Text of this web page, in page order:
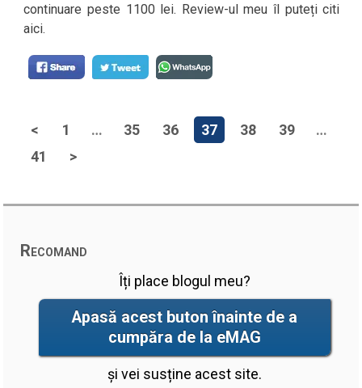
continuare peste 1100 lei. Review-ul meu îl puteți citi
aici.
< 1 … 35 36 37 38 39
…
41
>
Recomand
Îți place blogul meu?
Apasă acest buton înainte de a
cumpăra de la eMAG
și vei susține acest site.